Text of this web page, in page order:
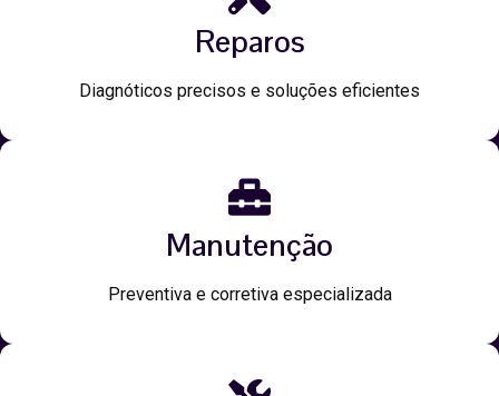
Reparos
Diagnóticos precisos e soluções eficientes
Manutenção
Preventiva e corretiva especializada